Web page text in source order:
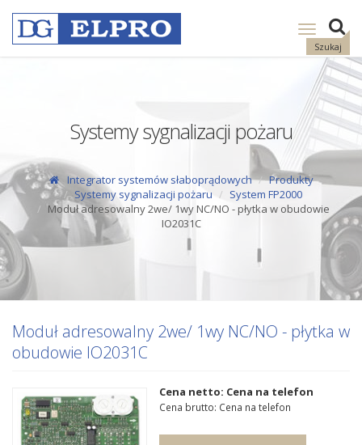
Szukaj
Pokaż
nawigację
Systemy sygnalizacji pożaru
Integrator systemów słaboprądowych
Produkty
Systemy sygnalizacji pożaru
System FP2000
Moduł adresowalny 2we/ 1wy NC/NO - płytka w obudowie
IO2031C
Moduł adresowalny 2we/ 1wy NC/NO - płytka w
obudowie IO2031C
Cena netto: Cena na telefon
Cena brutto: Cena na telefon